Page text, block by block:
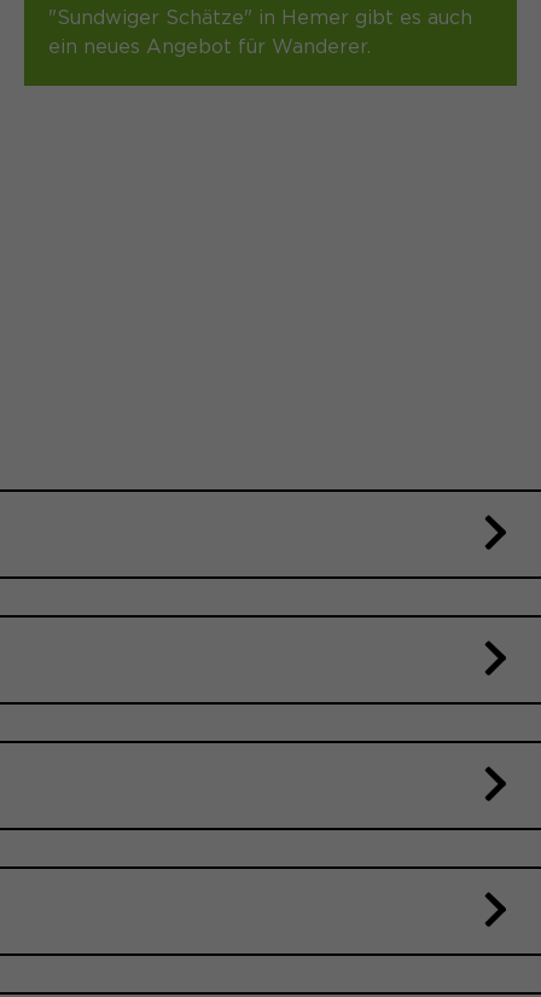
"Sundwiger Schätze" in Hemer gibt es auch
ein neues Angebot für Wanderer.